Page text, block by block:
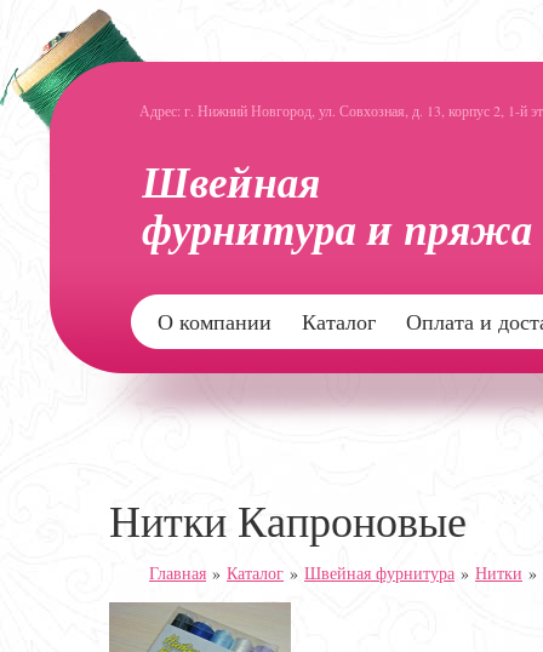
Адрес: г. Нижний Новгород, ул. Совхозная, д. 13, корпус 2, 1-й
О компании Каталог Оплата и
Нитки Капроновые
Главная » Каталог » Швейная фурнитура » Нитки »